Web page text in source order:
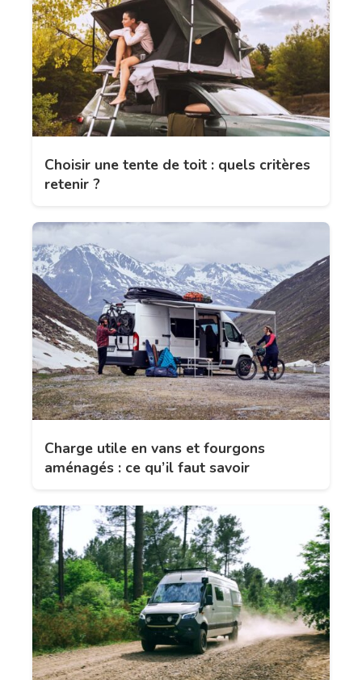
Choisir une tente de toit : quels critères
retenir ?
Charge utile en vans et fourgons
aménagés : ce qu’il faut savoir